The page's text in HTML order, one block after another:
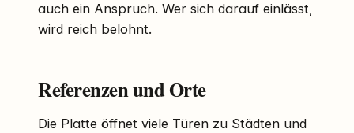
auch ein Anspruch. Wer sich darauf einlässt,
wird reich belohnt.
Referenzen und Orte
Die Platte öffnet viele Türen zu Städten und